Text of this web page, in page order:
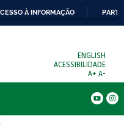
À INFORMAÇÃO
ENGLISH
ACESSIBILIDADE
A+ A-